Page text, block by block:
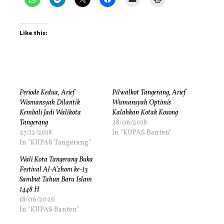
Like this:
Periode Kedua, Arief
Wismansyah Dilantik
Kembali Jadi Walikota
Tangerang
27/12/2018
In "KUPAS Tangerang"
Pilwalkot Tangerang, Arief
Wismansyah Optimis
Kalahkan Kotak Kosong
28/06/2018
In "KUPAS Banten"
Wali Kota Tangerang Buka
Festival Al-A’zhom ke-13
Sambut Tahun Baru Islam
1448 H
18/06/2026
In "KUPAS Banten"